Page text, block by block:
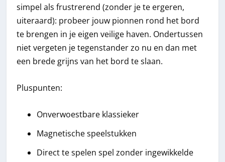
simpel als frustrerend (zonder je te ergeren,
uiteraard): probeer jouw pionnen rond het bord
te brengen in je eigen veilige haven. Ondertussen
niet vergeten je tegenstander zo nu en dan met
een brede grijns van het bord te slaan.
Pluspunten:
Onverwoestbare klassieker
Magnetische speelstukken
Direct te spelen spel zonder ingewikkelde